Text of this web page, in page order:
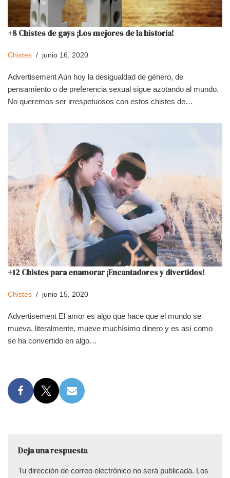
+8 Chistes de gays ¡Los mejores de la historia!
Chistes junio 16, 2020
Advertisement Aún hoy la desigualdad de género, de
pensamiento o de preferencia sexual sigue azotando al mundo.
No queremos ser irrespetuosos con estos chistes de…
+12 Chistes para enamorar ¡Encantadores y divertidos!
Chistes junio 15, 2020
Advertisement El amor es algo que hace que el mundo se
mueva, literalmente, mueve muchísimo dinero y es así como
se ha convertido en algo…
Deja una respuesta
Tu dirección de correo electrónico no será publicada. Los